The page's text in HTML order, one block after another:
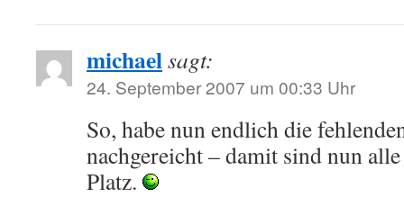
michaelsagt:
24. September 2007 um 00:33 Uhr
So, habe nun endlich die
nachgereicht – damit sind nun
Platz.